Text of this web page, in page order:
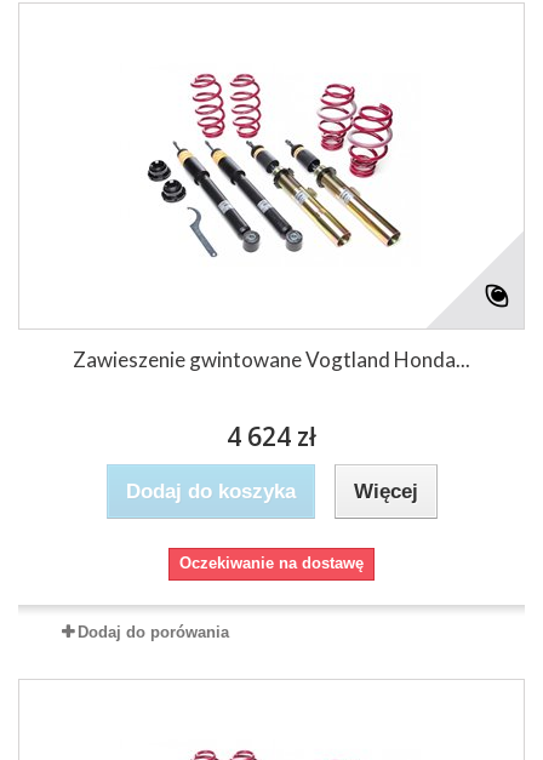
Zawieszenie gwintowane Vogtland Honda...
4 624 zł
Dodaj do koszyka Więcej
Oczekiwanie na dostawę
Dodaj do porówania